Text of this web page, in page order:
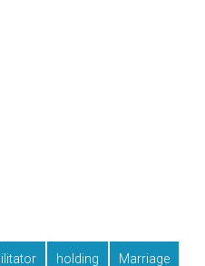
holding Marriage